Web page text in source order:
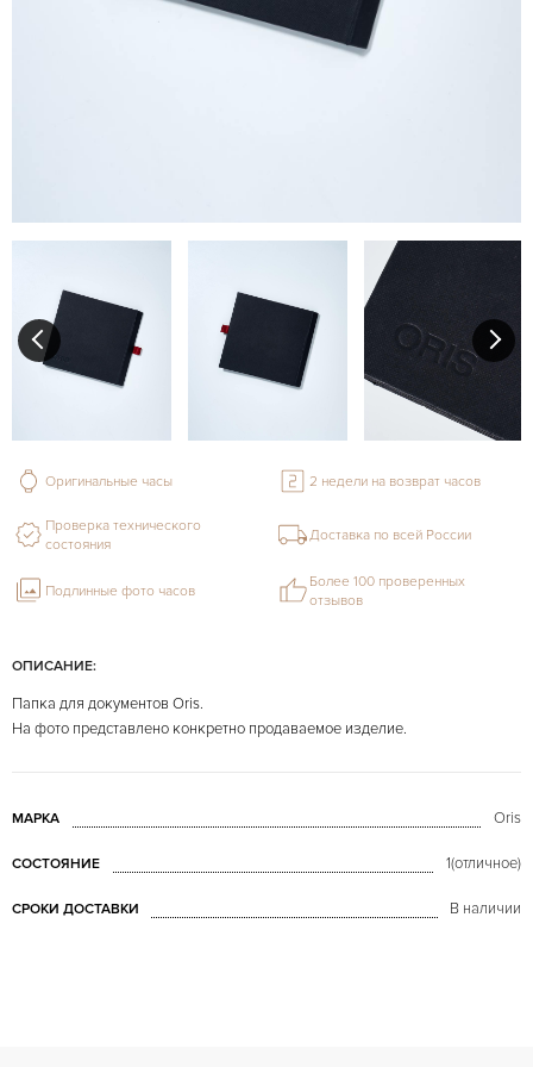
ОПИСАНИЕ:
Папка для документов Oris.
На фото представлено конкретно продаваемое изделие.
МАРКА Oris
СОСТОЯНИЕ 1(отличное)
СРОКИ ДОСТАВКИ В наличии
Оригинальные часы 2 недели на возврат часов
Проверка технического
состояния
Доставка по всей России
Подлинные фото часов
Более 100 проверенных
отзывов